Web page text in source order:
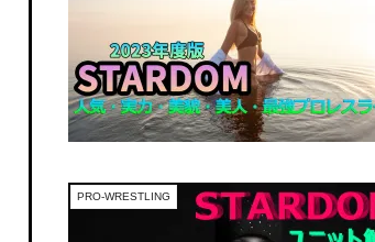
PRO-WRESTLING